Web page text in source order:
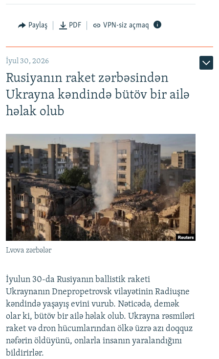
Paylaş PDF VPN-siz açmaq
İyul 30, 2026
Rusiyanın raket zərbəsindən
Ukrayna kəndində bütöv bir ailə
həlak olub
Lvova zərbələr
İyulun 30-da Rusiyanın ballistik raketi
Ukraynanın Dnepropetrovsk vilayətinin Radiuşne
kəndində yaşayış evini vurub. Nəticədə, demək
olar ki, bütöv bir ailə həlak olub. Ukrayna rəsmiləri
raket və dron hücumlarından ölkə üzrə azı doqquz
nəfərin öldüyünü, onlarla insanın yaralandığını
bildirirlər.